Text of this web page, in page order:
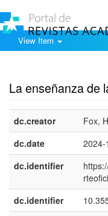
View Item
La enseñanza de
dc.creator Fox,
dc.date
2024-
dc.identifier
dc.identifier